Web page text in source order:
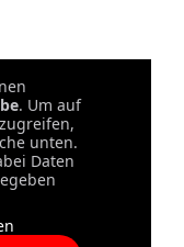
. Um auf
unten.
Daten